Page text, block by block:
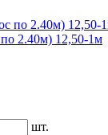
2.40м) 12,50-1м
шт.